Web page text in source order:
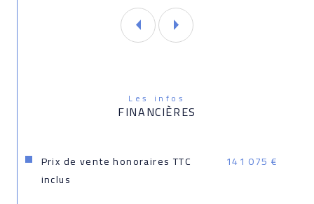
Les infos
FINANCIÈRES
Prix de vente honoraires TTC
inclus
141 075 €